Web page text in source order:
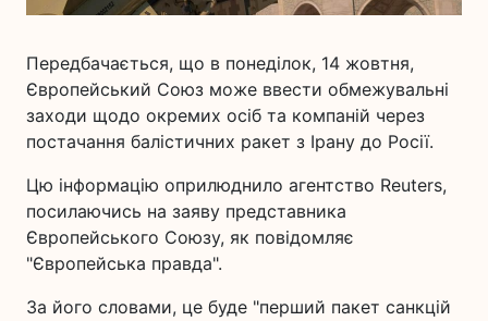
Передбачається, що в понеділок, 14 жовтня,
Європейський Союз може ввести обмежувальні
заходи щодо окремих осіб та компаній через
постачання балістичних ракет з Ірану до Росії.
Цю інформацію оприлюднило агентство Reuters,
посилаючись на заяву представника
Європейського Союзу, як повідомляє
"Європейська правда".
За його словами, це буде "перший пакет санкцій